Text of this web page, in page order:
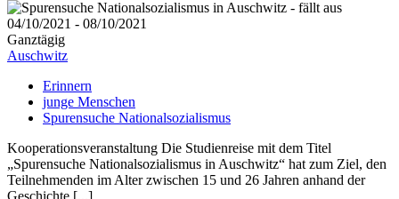
04/10/2021 - 08/10/2021
Ganztägig
Auschwitz
Erinnern
junge Menschen
Spurensuche Nationalsozialismus
Kooperationsveranstaltung Die Studienreise mit dem Titel
„Spurensuche Nationalsozialismus in Auschwitz“ hat zum Ziel, den
Teilnehmenden im Alter zwischen 15 und 26 Jahren anhand der
Geschichte [...]